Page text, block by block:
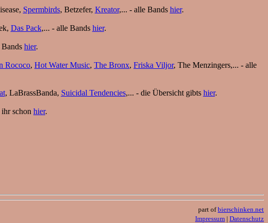
Spermbirds, Betzefer, Kreator,... - alle Bands hier.
Das Pack,... - alle Bands hier.
hier.
Rococo, Hot Water Music, The Bronx, Friska Viljor, The Menzingers,... - alle
, LaBrassBanda, Suicidal Tendencies,... - die Übersicht gibts hier.
schon hier.
part ofbierschinken.net
Impressum | Datenschutz